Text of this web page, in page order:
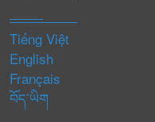
Tiếng Việt
English
Français
བོད་ཡིག